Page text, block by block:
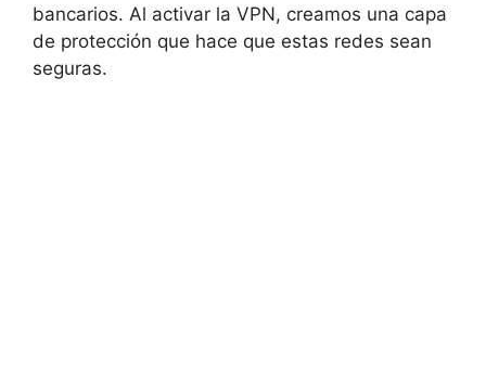
bancarios. Al activar la VPN, creamos una capa
de protección que hace que estas redes sean
seguras.